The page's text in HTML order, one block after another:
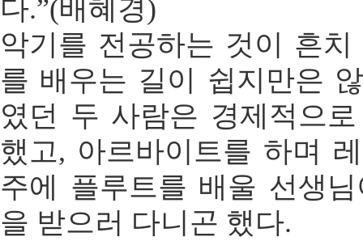
다.”(배혜경)
악기를 전공하는 것이 흔
를 배우는 길이 쉽지만은
였던 두 사람은 경제적으
했고, 아르바이트를 하며
주에 플루트를 배울 선생
을 받으러 다니곤 했다.